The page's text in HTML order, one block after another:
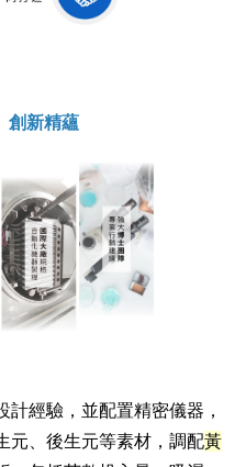
新精蘊
經驗，並配置精密儀器，
元、後生元等素材，調配黃